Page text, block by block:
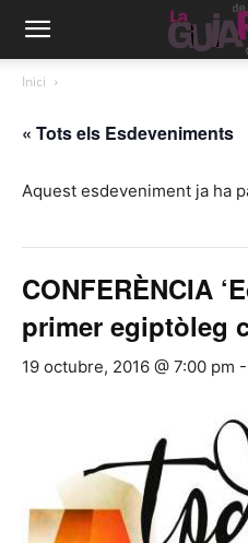
Inici
« Tots els Esdeveniments
Aquest esdeveniment ja ha
CONFERÈNCIA
primer egiptòleg
19 octubre, 2016 @ 7:00 pm -